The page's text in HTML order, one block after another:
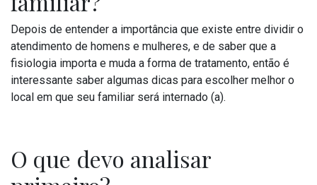
Depois de entender a importância que existe entre dividir o
atendimento de homens e mulheres, e de saber que a
fisiologia importa e muda a forma de tratamento, então é
interessante saber algumas dicas para escolher melhor o
local em que seu familiar será internado (a).
O que devo analisar